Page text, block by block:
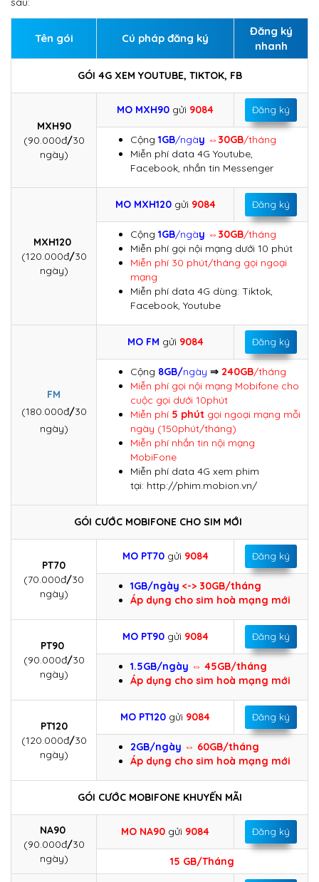
Tên gói Cú pháp đăng ký
Đăng ký
nhanh
GÓI 4G XEM YOUTUBE, TIKTOK, FB
MXH90
(90.000đ/30
ngày)
MO MXH90 gửi 9084 Đăng ký
Cộng 1GB/ngày ⇔ 30GB/tháng
Miễn phí data 4G Youtube,
Facebook, nhắn tin Messenger
MXH120
(120.000đ/30
ngày)
MO MXH120gửi 9084 Đăng ký
Cộng 1GB/ngày ⇔ 30GB/tháng
Miễn phí gọi nội mạng dưới 10 phút
Miễn phí 30 phút/tháng gọi ngoại
mạng
Miễn phí data 4G dùng: Tiktok,
Facebook, Youtube
FM
(180.000đ/30
ngày)
MO FM gửi 9084 Đăng ký
Cộng 8GB/ngày ⇒ 240GB/tháng
Miễn phí gọi nội mạng Mobifone cho
cuộc gọi dưới 10phút
Miễn phí 5 phút gọi ngoại mạng mỗi
ngày (150phút/tháng)
Miễn phí nhắn tin nội mạng
MobiFone
Miễn phí data 4G xem phim
tại: http://phim.mobion.vn/
GÓI CƯỚC MOBIFONE CHO SIM MỚI
PT70
(70.000đ/30
ngày)
MO PT70gửi 9084 Đăng ký
1GB/ngày <-> 30GB/tháng
Áp dụng cho sim hoà mạng mới
PT90
(90.000đ/30
ngày)
MO PT90gửi 9084 Đăng ký
1.5GB/ngày ⇔ 45GB/tháng
Áp dụng cho sim hoà mạng mới
PT120
(120.000đ/30
ngày)
MO PT120 gửi 9084 Đăng ký
2GB/ngày ⇔ 60GB/tháng
Áp dụng cho sim hoà mạng mới
GÓI CƯỚC MOBIFONE KHUYẾN MÃI
NA90
(90.000đ/30
ngày)
MO NA90 gửi 9084 Đăng ký
15 GB/Tháng